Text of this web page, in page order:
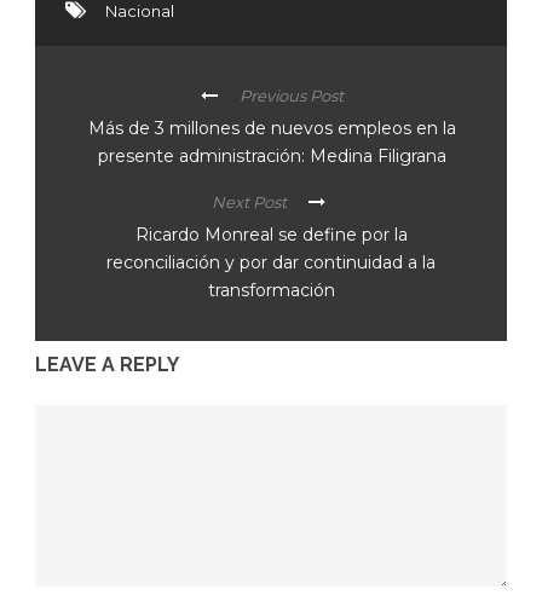
Nacional
Previous Post
Más de 3 millones de nuevos empleos en la
presente administración: Medina Filigrana
Next Post
Ricardo Monreal se define por la
reconciliación y por dar continuidad a la
transformación
LEAVE A REPLY